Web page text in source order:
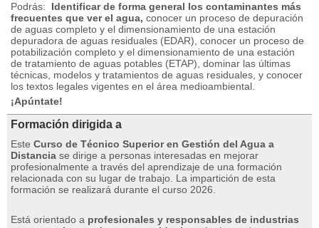
Podrás:
Identificar de forma general los contaminantes más
frecuentes que ver el agua, conocer un proceso de depuración
de aguas completo y el dimensionamiento de una estación
depuradora de aguas residuales (EDAR), conocer un proceso de
potabilización completo y el dimensionamiento de una estación
de tratamiento de aguas potables (ETAP), dominar las últimas
técnicas, modelos y tratamientos de aguas residuales, y conocer
los textos legales vigentes en el área medioambiental.
¡Apúntate!
Formación dirigida a
Este Curso de Técnico Superior en Gestión del Agua a
Distancia se dirige a personas interesadas en mejorar
profesionalmente a través del aprendizaje de una formación
relacionada con su lugar de trabajo. La impartición de esta
formación se realizará durante el curso 2026.
Está orientado a profesionales y responsables de industrias